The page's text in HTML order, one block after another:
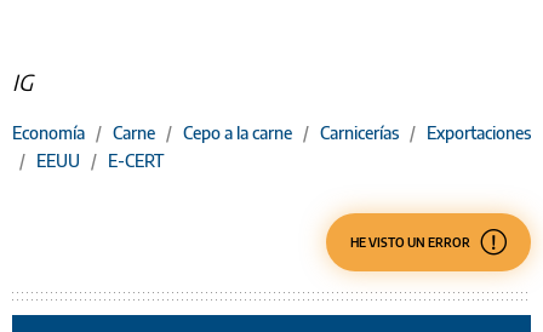
IG
Economía / Carne / Cepo a la carne / Carnicerías / Exportaciones
/ EEUU / E-CERT
HE VISTO UN ERROR